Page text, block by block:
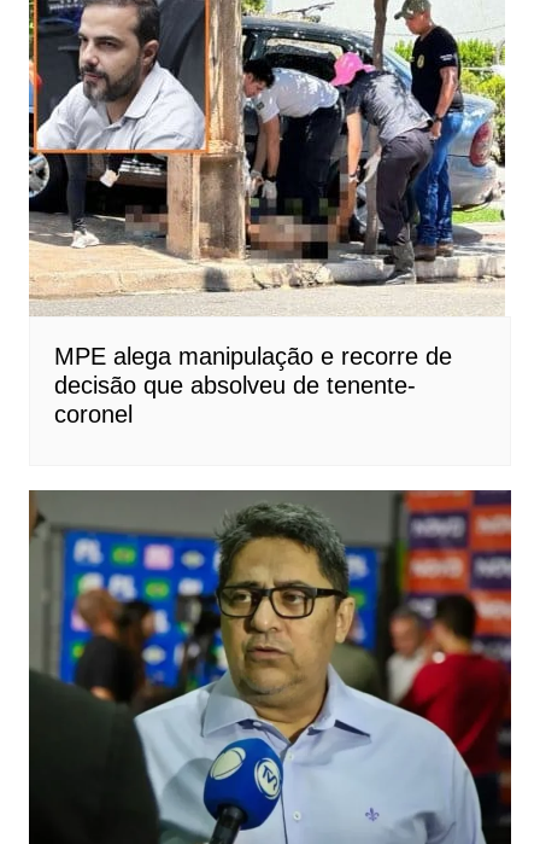
MPE alega manipulação e recorre de
decisão que absolveu de tenente-
coronel